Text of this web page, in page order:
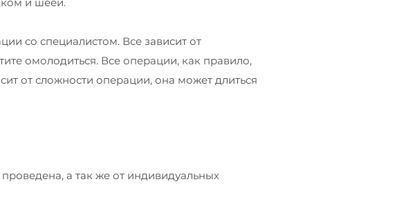
со специалистом. Все зависит от
омолодиться. Все операции, как правило,
от сложности операции, она может длиться
а так же от индивидуальных